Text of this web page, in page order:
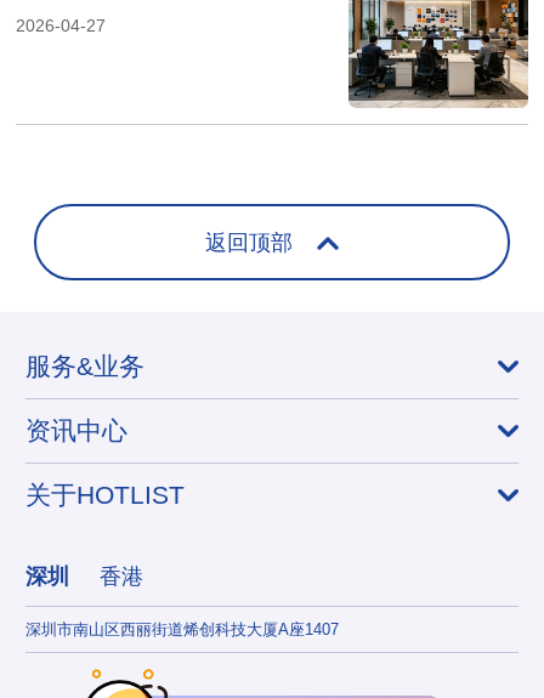
2026-04-27
返回顶部
服务&业务
资讯中心
关于HOTLIST
深圳 香港
深圳市南山区西丽街道烯创科技大厦A座1407